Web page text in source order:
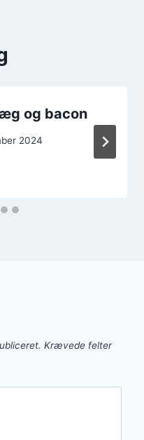
og bacon
2024
Krævede felter